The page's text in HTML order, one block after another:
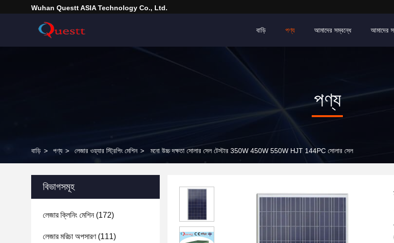
Wuhan Questt ASIA Technology Co., Ltd.
বাড়ি পণ্য আমাদের সম্বন্ধে আমাদের
পণ্য
বাড়ি > পণ্য > লেজার ওয়্যার স্ট্রিপিং মেশিন > মনো উচ্চ দক্ষতা সোলার সেল টেস্টার 350W 450W 550W HJT 144PC সোলার সেল
বিভাগসমূহ
লেজার ক্লিনিং মেশিন(172)
লেজার মরিচা অপসারণ(111)